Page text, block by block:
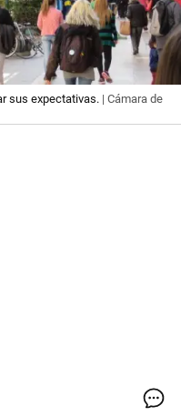
sus expectativas. | Cámara de